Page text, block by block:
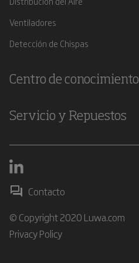
Ventiladores
Detección de Chispas
Centro de conocimiento
Servicio y Repuestos
Contacto
© Copyright 2020 Luwa.com
Privacy Policy